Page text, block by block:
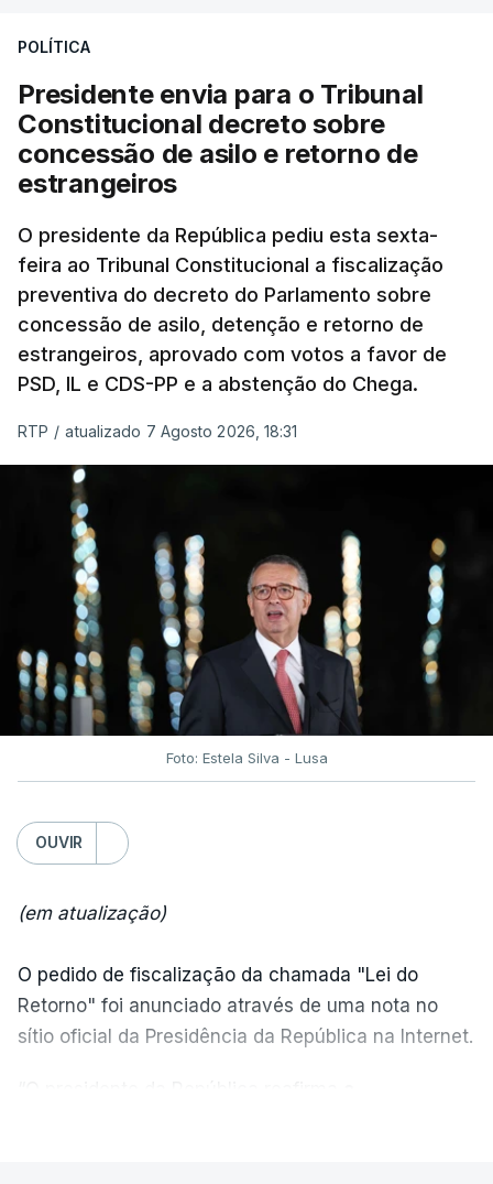
POLÍTICA
Presidente envia para o Tribunal
Constitucional decreto sobre
concessão de asilo e retorno de
estrangeiros
O presidente da República pediu esta sexta-
feira ao Tribunal Constitucional a fiscalização
preventiva do decreto do Parlamento sobre
concessão de asilo, detenção e retorno de
estrangeiros, aprovado com votos a favor de
PSD, IL e CDS-PP e a abstenção do Chega.
RTP / atualizado 7 Agosto 2026, 18:31
Foto: Estela Silva - Lusa
OUVIR
(em atualização)
O pedido de fiscalização da chamada "Lei do
Retorno" foi anunciado através de uma nota no
sítio oficial da Presidência da República na Internet.